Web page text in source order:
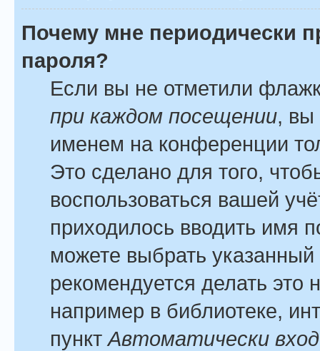
Почему мне периодически
пароля?
Если вы не отметили
при каждом посещении, вы
именем на конференции
Это сделано для того,
воспользоваться вашей
приходилось вводить имя
можете выбрать
рекомендуется делать
например в библиотеке,
пунктАвтоматически